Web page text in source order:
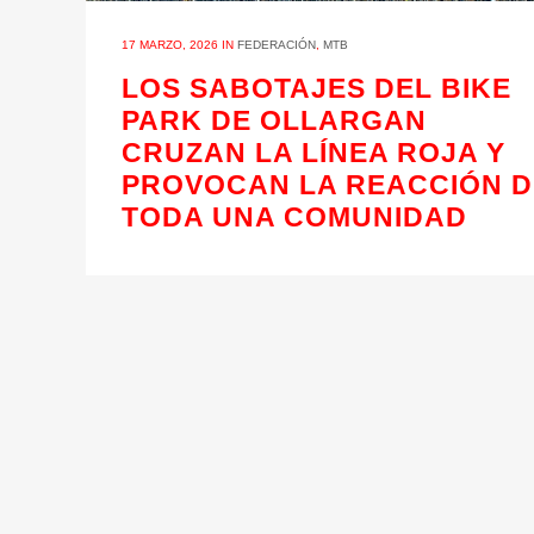
17 MARZO, 2026 IN FEDERACIÓN MTB
LOS SABOTAJES DEL BIKE
PARK DE OLLARGAN
CRUZAN LA LÍNEA ROJA Y
PROVOCAN LA REACCIÓN
TODA UNA COMUNIDAD